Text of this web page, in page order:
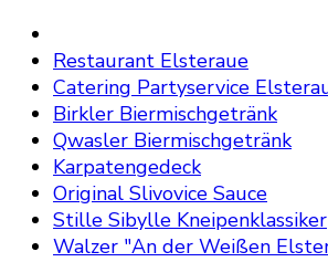
Restaurant Elsteraue
Catering Partyservice
Birkler Biermischgetränk
Qwasler Biermischgetränk
Karpatengedeck
Original Slivovice Sauce
Stille Sibylle Kneipenklassiker
Walzer "An der Weißen